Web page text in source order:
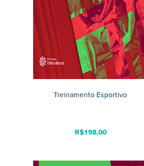
Treinamento Esportivo
R$198,00